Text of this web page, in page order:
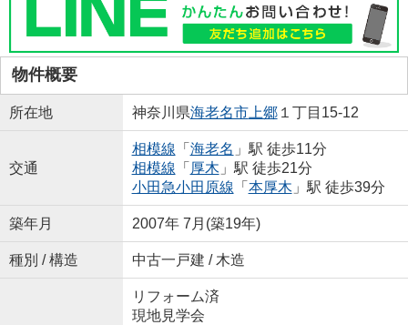
物件概要
所在地 神奈川県海老名市上郷１丁目15-12
交通
相模線 「 海老名 」駅 徒歩11分
相模線 「 厚木 」駅 徒歩21分
小田急小田原線 「 本厚木 」駅 徒歩39分
築年月 2007年 7月(築19年)
種別 / 構造 中古一戸建 / 木造
リフォーム済
現地見学会